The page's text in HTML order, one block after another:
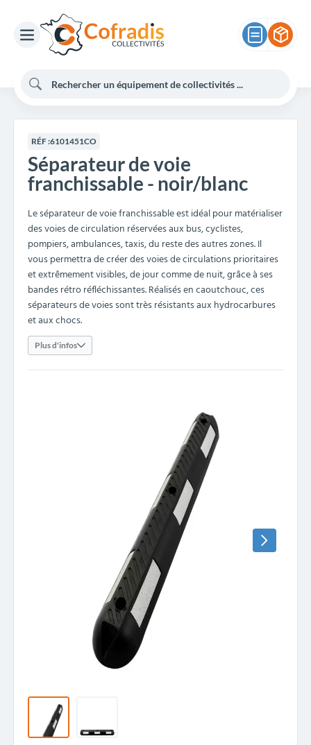
RÉF :6101451CO
Séparateur de voie
franchissable - noir/blanc
Le séparateur de voie franchissable est idéal pour matérialiser
des voies de circulation réservées aux bus, cyclistes,
pompiers, ambulances, taxis, du reste des autres zones. Il
vous permettra de créer des voies de circulations prioritaires
et extrêmement visibles, de jour comme de nuit, grâce à ses
bandes rétro réfléchissantes. Réalisés en caoutchouc, ces
séparateurs de voies sont très résistants aux hydrocarbures
et aux chocs.
Plus d'infos